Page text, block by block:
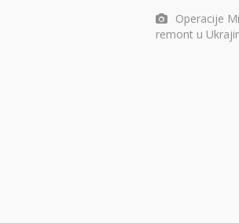
Operacije
remont u